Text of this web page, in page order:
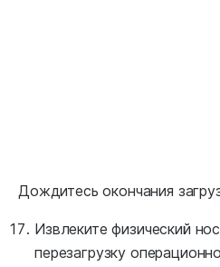
Дождитесь окончания
Извлеките физический
перезагрузку